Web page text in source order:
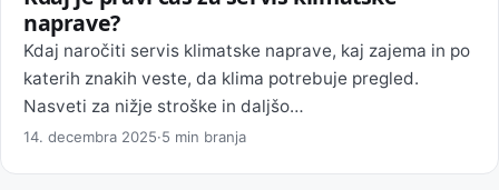
naprave?
Kdaj naročiti servis klimatske naprave, kaj zajema in po
katerih znakih veste, da klima potrebuje pregled.
Nasveti za nižje stroške in daljšo…
14. decembra 2025·5 min branja